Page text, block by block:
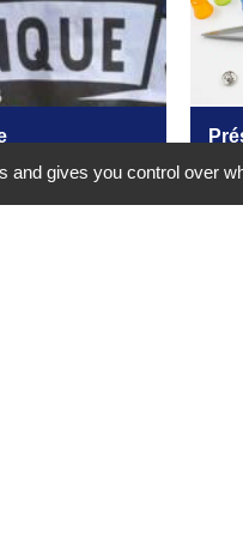
and gives you control over